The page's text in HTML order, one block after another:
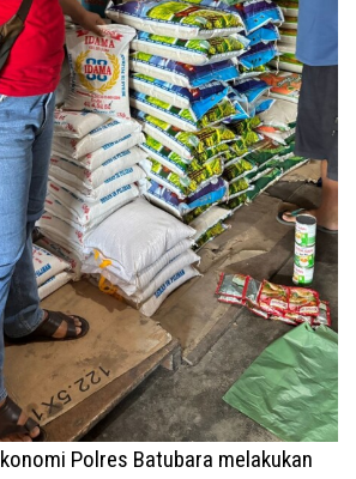
Polres Batubara melakukan